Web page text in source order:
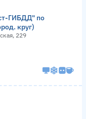
ГИБДД" по
круг)
229